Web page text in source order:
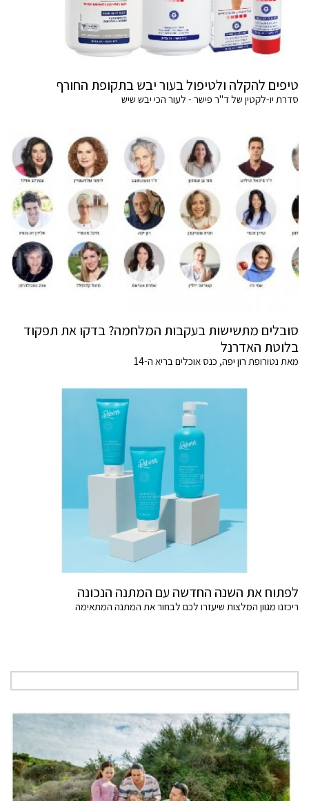
טיפים להקלה ולטיפול בעור יבש בתקופת החורף
סדרת יו-לקטין של ד"ר פישר - לעור הכי יבש שיש
סובלים מתשישות בעקבות המלחמה? בדקו את תפקוד
בלוטת האדרנל
מאת נטורופת רון יפה, כנס אוכלים בריא ה-14
לפתוח את השנה החדשה עם המתנה הנכונה
ריכזנו מגוון המלצות שיעזרו לכם לבחור את המתנה המתאימה